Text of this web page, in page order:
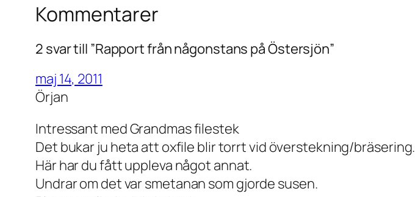
Kommentarer
2 svar till ”Rapport från någonstans på Östersjön”
maj 14, 2011
Örjan
Intressant med Grandmas filestek
Det bukar ju heta att oxfile blir torrt vid överstekning/bräsering.
Här har du fått uppleva något annat.
Undrar om det var smetanan som gjorde susen.